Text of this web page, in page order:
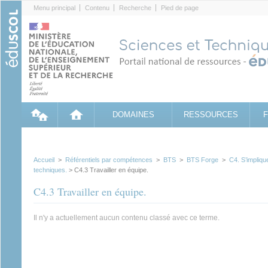
Menu principal Contenu Recherche Pied de page
DOMAINES RESSOURCES
Accueil > Référentiels par compétences > BTS > BTS Forge > C4.
techniques. > C4.3 Travailler en équipe.
C4.3 Travailler en équipe.
Il n'y a actuellement aucun contenu classé avec ce terme.